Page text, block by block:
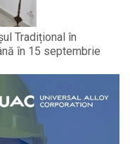
Tradițional în
în 15 septembrie